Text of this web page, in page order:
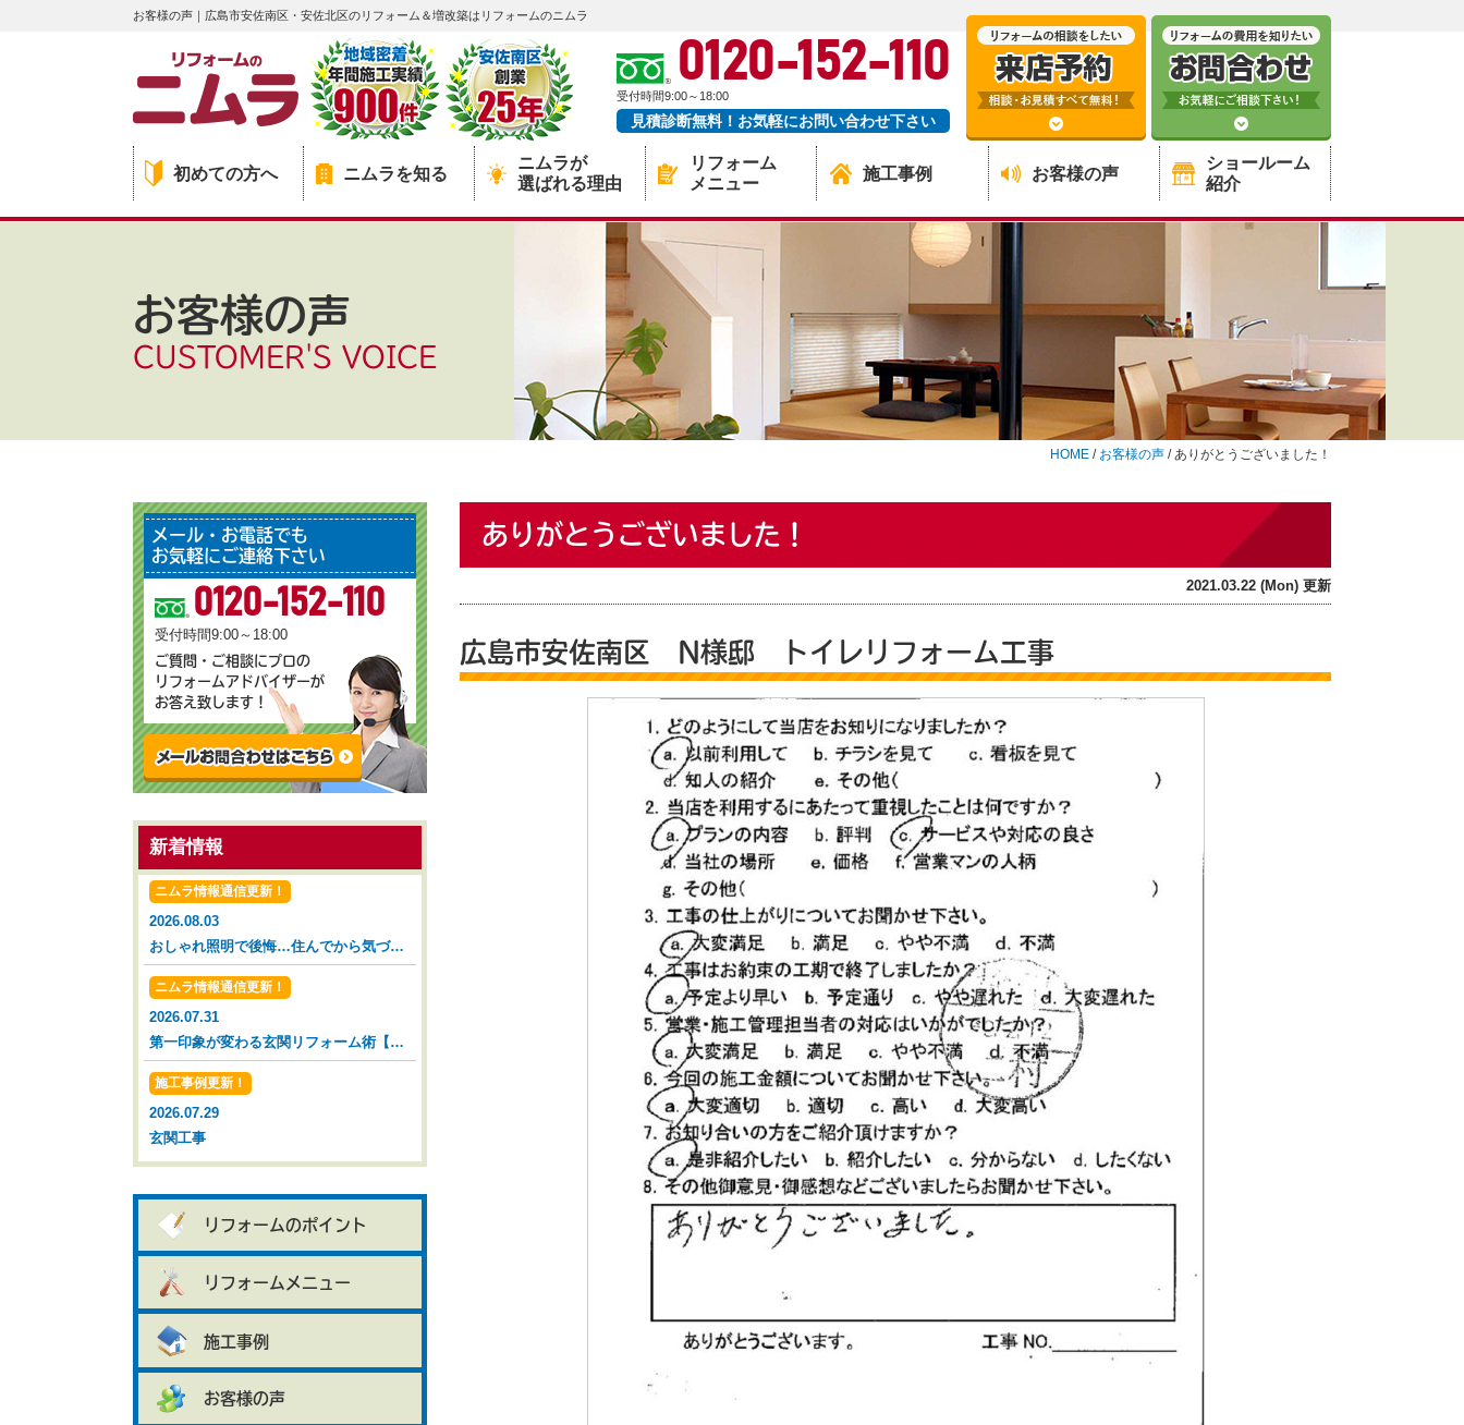
お客様の声｜広島市安佐南区・安佐北区のリフォーム＆増改築はリフォームのニムラ
0120-152-110
受付時間9:00～18:00
見積診断無料！お気軽にお問い合わせ下さい
初めての方へ ニムラを知る
ニムラが
選ばれる理由
リフォーム
メニュー
施工事例 お客様の声
ショールーム
紹介
お客様の声
CUSTOMER'S VOICE
HOME / お客様の声 /ありがとうございました！
ありがとうございました！
2021.03.22 (Mon) 更新
広島市安佐南区 N様邸 トイレリフォーム工事
メール・お電話でも
お気軽にご連絡下さい
0120-152-110
受付時間9:00～18:00
ご質問・ご相談にプロの
リフォームアドバイザーが
お答え致します！
新着情報
ニムラ情報通信更新！
2026.08.03
おしゃれ照明で後悔…住んでから気づいた落とし穴【広島市 安佐南区 安佐北区】
ニムラ情報通信更新！
2026.07.31
第一印象が変わる玄関リフォーム術【広島市 安佐南区 安佐北区】
施工事例更新！
2026.07.29
玄関工事
リフォームのポイント
リフォームメニュー
施工事例
お客様の声